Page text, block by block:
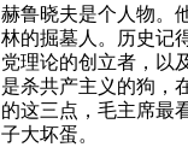
赫鲁晓夫是个人物。
林的掘墓人。历史记
党理论的创立者，以
是杀共产主义的狗，
的这三点，毛主席最
子大坏蛋。